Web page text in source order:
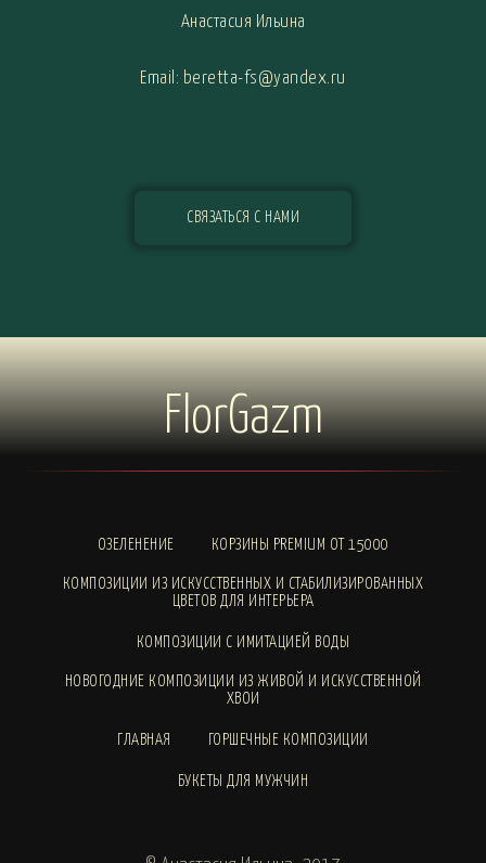
Анастасия Ильина
Email: beretta-fs@yandex.ru
СВЯЗАТЬСЯ С НАМИ
FlorGazm
ОЗЕЛЕНЕНИЕ КОРЗИНЫ PREMIUM ОТ 15000
КОМПОЗИЦИИ ИЗ ИСКУССТВЕННЫХ И СТАБИЛИЗИРОВАННЫХ
ЦВЕТОВ ДЛЯ ИНТЕРЬЕРА
КОМПОЗИЦИИ С ИМИТАЦИЕЙ ВОДЫ
НОВОГОДНИЕ КОМПОЗИЦИИ ИЗ ЖИВОЙ И ИСКУССТВЕННОЙ
ХВОИ
ГЛАВНАЯ ГОРШЕЧНЫЕ КОМПОЗИЦИИ
БУКЕТЫ ДЛЯ МУЖЧИН